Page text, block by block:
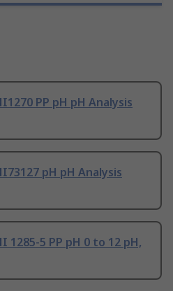
PP pH pH Analysis
pH pH Analysis
5 PP pH 0 to 12 pH,